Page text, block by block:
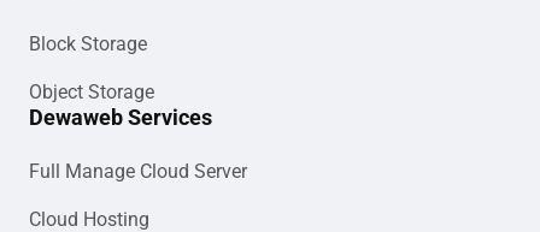
Block Storage
Object Storage
Dewaweb Services
Full Manage Cloud Server
Cloud Hosting